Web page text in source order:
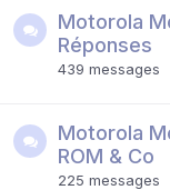
Motorola
Réponses
439 messages
Motorola
ROM & Co
225 messages